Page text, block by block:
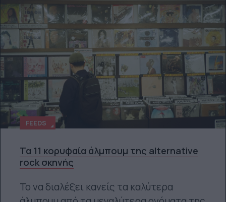
FEEDS
Τα 11 κορυφαία άλμπουμ της alternative
rock σκηνής
Το να διαλέξει κανείς τα καλύτερα